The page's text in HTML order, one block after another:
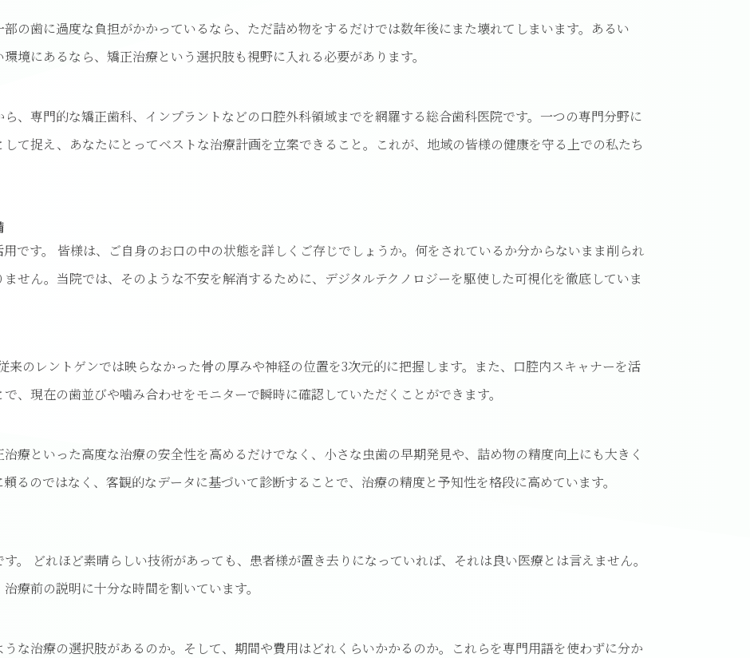
の歯に過度な負担がかかっているなら、ただ詰め物をするだけでは数年後にまた壊れてしまいます。あるい
境にあるなら、矯正治療という選択肢も視野に入れる必要があります。
、専門的な矯正歯科、インプラントなどの口腔外科領域までを網羅する総合歯科医院です。一つの専門分野に
て捉え、あなたにとってベストな治療計画を立案できること。これが、地域の皆様の健康を守る上での私たち
です。 皆様は、ご自身のお口の中の状態を詳しくご存じでしょうか。何をされているか分からないまま削られ
せん。当院では、そのような不安を解消するために、デジタルテクノロジーを駆使した可視化を徹底していま
来のレントゲンでは映らなかった骨の厚みや神経の位置を3次元的に把握します。また、口腔内スキャナーを活
、現在の歯並びや噛み合わせをモニターで瞬時に確認していただくことができます。
療といった高度な治療の安全性を高めるだけでなく、小さな虫歯の早期発見や、詰め物の精度向上にも大きく
るのではなく、客観的なデータに基づいて診断することで、治療の精度と予知性を格段に高めています。
。 どれほど素晴らしい技術があっても、患者様が置き去りになっていれば、それは良い医療とは言えません。
療前の説明に十分な時間を割いています。
な治療の選択肢があるのか。そして、期間や費用はどれくらいかかるのか。これらを専門用語を使わずに分か